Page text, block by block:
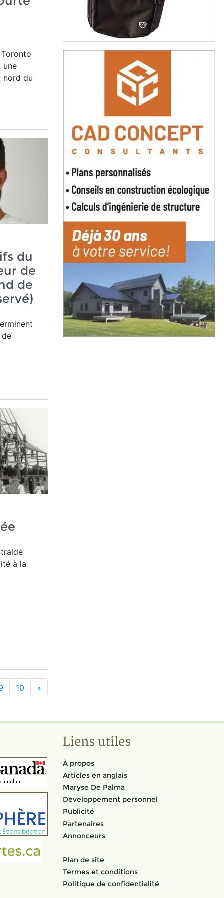
une
nord du
du
de
de
de
à la
10 »
Liens utiles
À propos
Articles en anglais
Maryse De Palma
Développement personnel
Publicité
Partenaires
Annonceurs
Plan de site
Termes et conditions
Politique de confidentialité